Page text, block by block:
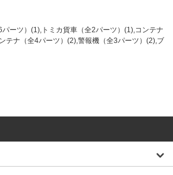
パーツ）(1),トミカ貨車（全2パーツ）(1),コンテナ
テナ（全4パーツ）(2),警報機（全3パーツ）(2),ブ